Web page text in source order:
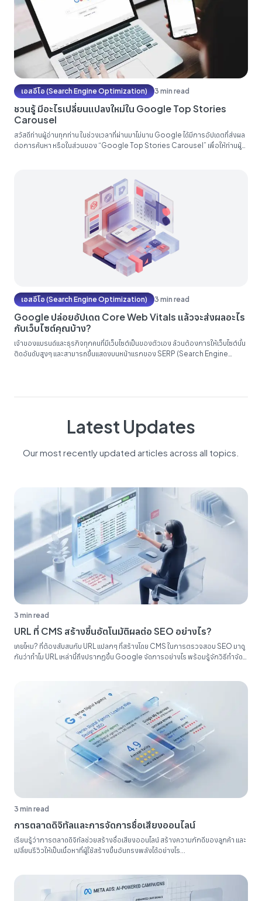
เอสอีโอ (Search Engine Optimization) 3 min read
ชวนรู้ มีอะไรเปลี่ยนแปลงใหม่ใน ‌‌Google Top Stories
Carousel
สวัสดีท่านผู้อ่านทุกท่าน ในช่วงเวลาที่ผ่านมาไม่นาน Google ได้มีการอัปเดตที่ส่งผล
ต่อการค้นหา หรือในส่วนของ “Google Top Stories Carousel” เพื่อให้ท่านผู้
จะส่งผลต่อการทำ SEO อย่างไรบ้าง มาทราบพร้อมกันในบทความนี้เลย...
เอสอีโอ (Search Engine Optimization) 3 min read
Google ปล่อยอัปเดต Core Web Vitals แล้วจะส่งผลอะไร
กับเว็บไซต์คุณบ้าง?
เจ้าของแบรนด์และธุรกิจทุกคนที่มีเว็บไซต์เป็นของตัวเอง ล้วนต้องการให้เว็บไซต์นั้น
ติดอันดับสูงๆ และสามารถขึ้นแสดงบนหน้าแรกของ SERP (Search Engine
Latest Updates
Our most recently updated articles across all topics.
3 min read
URL ที่ CMS สร้างขึ้นอัตโนมัติผลต่อ SEO อย่างไร?
เคยไหม? ที่ต้องสับสนกับ URL แปลกๆ ที่สร้างโดย CMS ในการตรวจสอบ SEO มาดู
กันว่าทำไม URL เหล่านี้ถึงปรากฏขึ้น Google จัดการอย่างไร พร้อมรู้จักวิธีทำจัด
3 min read
การตลาดดิจิทัลและการจัดการชื่อเสียงออนไลน์
เรียนรู้ว่าการตลาดดิจิทัลช่วยสร้างชื่อเสียงออนไลน์ สร้างความภักดีของลูกค้า และ
เปลี่ยนรีวิวให้เป็นเนื้อหาที่ผู้ใช้สร้างขึ้นอันทรงพลังได้อย่างไร...